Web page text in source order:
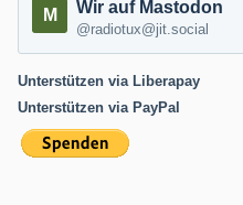
Wir auf Mastodon
@radiotux@jit.social
Unterstützen via Liberapay
Unterstützen via PayPal